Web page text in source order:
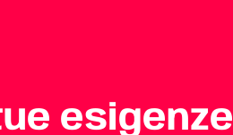
esigenze